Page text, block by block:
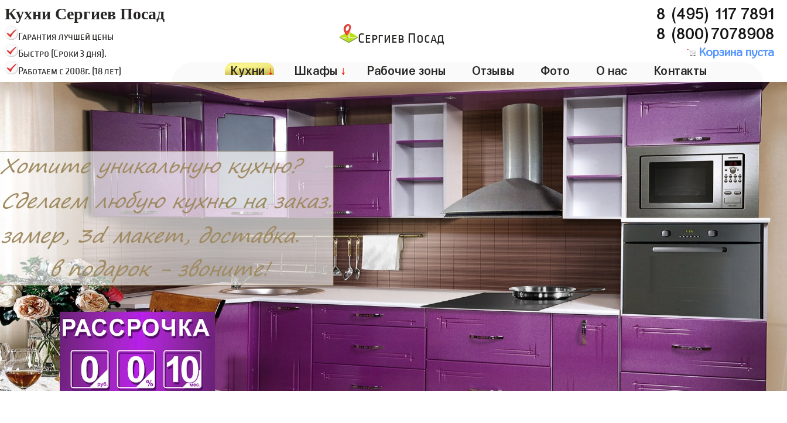
Кухни Сергиев Посад
Гарантия лучшей цены
Быстро (Сроки 3 дня).
Работаем с 2008г. (18 лет)
Сергиев Посад
8 (495) 117 7891
8 (800)7078908
Корзина пуста
Кухни↓ Шкафы ↓ Рабочие зоны Отзывы Фото О нас Контакты